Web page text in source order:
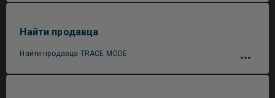
Найти продавца
Найти продавца TRACE MODE